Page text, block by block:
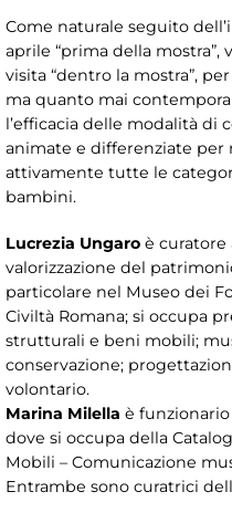
Come naturale seguito
aprile “prima della
visita “dentro la mostra”,
ma quanto mai
l’efficacia delle modalità di
animate e differenziate
attivamente tutte le
bambini.
Lucrezia Ungaro è curatore
valorizzazione del
particolare nel Museo dei
Civiltà Romana; si occupa
strutturali e beni mobili;
conservazione;
volontario.
Marina Milella è
dove si occupa della
Mobili – Comunicazione
Entrambe sono curatrici